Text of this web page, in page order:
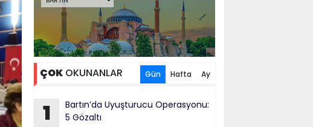
ÇOK OKUNANLAR Gün Hafta Ay
1
Bartın’da Uyuşturucu Operasyonu:
5 Gözaltı